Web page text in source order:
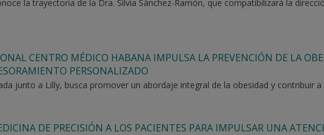
la trayectoria de la Dra. Silvia Sánchez-Ramón, que compatibilizará la
CENTRO MÉDICO HABANA IMPULSA LA PREVENCIÓN DE LA
PERSONALIZADO
junto a Lilly, busca promover un abordaje integral de la obesidad y contribuir
DE PRECISIÓN A LOS PACIENTES PARA IMPULSAR UNA